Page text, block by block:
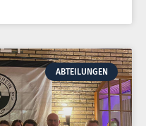
ABTEILUNGEN